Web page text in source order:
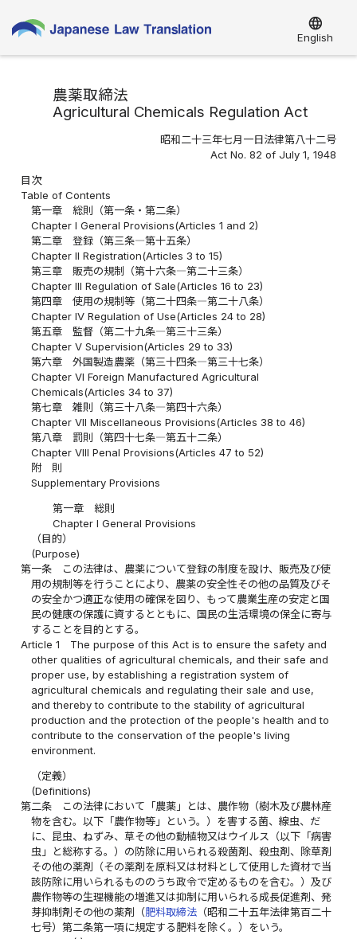
language
English
農薬取締法
Agricultural Chemicals Regulation Act
昭和二十三年七月一日法律第八十二号
Act No. 82 of July 1, 1948
目次
Table of Contents
第一章 総則（第一条・第二条）
Chapter I General Provisions(Articles 1 and 2)
第二章 登録（第三条―第十五条）
Chapter II Registration(Articles 3 to 15)
第三章 販売の規制（第十六条―第二十三条）
Chapter III Regulation of Sale(Articles 16 to 23)
第四章 使用の規制等（第二十四条―第二十八条）
Chapter IV Regulation of Use(Articles 24 to 28)
第五章 監督（第二十九条―第三十三条）
Chapter V Supervision(Articles 29 to 33)
第六章 外国製造農薬（第三十四条―第三十七条）
Chapter VI Foreign Manufactured Agricultural
Chemicals(Articles 34 to 37)
第七章 雑則（第三十八条―第四十六条）
Chapter VII Miscellaneous Provisions(Articles 38 to 46)
第八章 罰則（第四十七条―第五十二条）
Chapter VIII Penal Provisions(Articles 47 to 52)
附 則
Supplementary Provisions
第一章 総則
Chapter I General Provisions
（目的）
(Purpose)
第一条
この法律は、農薬について登録の制度を設け、販売及び使
用の規制等を行うことにより、農薬の安全性その他の品質及びそ
の安全かつ適正な使用の確保を図り、もって農業生産の安定と国
民の健康の保護に資するとともに、国民の生活環境の保全に寄与
することを目的とする。
Article 1
The purpose of this Act is to ensure the safety and
other qualities of agricultural chemicals, and their safe and
proper use, by establishing a registration system of
agricultural chemicals and regulating their sale and use,
and thereby to contribute to the stability of agricultural
production and the protection of the people's health and to
contribute to the conservation of the people's living
environment.
（定義）
(Definitions)
第二条
この法律において「農薬」とは、農作物（樹木及び農林産
物を含む。以下「農作物等」という。）を害する菌、線虫、だ
に、昆虫、ねずみ、草その他の動植物又はウイルス（以下「病害
虫」と総称する。）の防除に用いられる殺菌剤、殺虫剤、除草剤
その他の薬剤（その薬剤を原料又は材料として使用した資材で当
該防除に用いられるもののうち政令で定めるものを含む。）及び
農作物等の生理機能の増進又は抑制に用いられる成長促進剤、発
芽抑制剤その他の薬剤（肥料取締法 （昭和二十五年法律第百二十
七号）第二条第一項に規定する肥料を除く。）をいう。